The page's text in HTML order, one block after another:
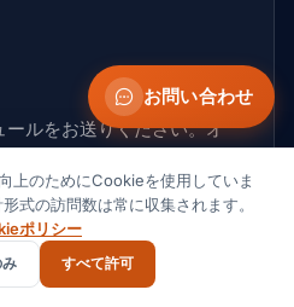
ールをお送りください。オ
お問い合わせ
上のためにCookieを使用していま
式の訪問数は常に収集されます。
ポリシー
すべて許可